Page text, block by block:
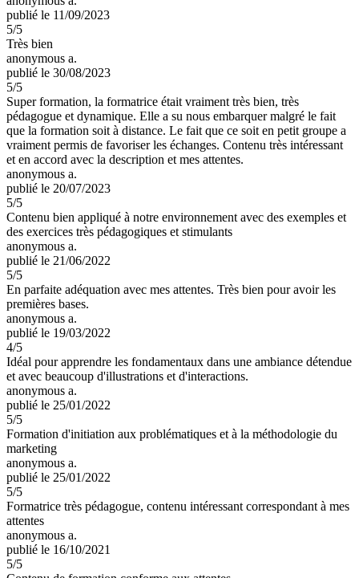
publié le 11/09/2023
5/5
Très bien
anonymous a.
publié le 30/08/2023
5/5
Super formation, la formatrice était vraiment très bien, très
pédagogue et dynamique. Elle a su nous embarquer malgré le fait
que la formation soit à distance. Le fait que ce soit en petit groupe a
vraiment permis de favoriser les échanges. Contenu très intéressant
et en accord avec la description et mes attentes.
anonymous a.
publié le 20/07/2023
5/5
Contenu bien appliqué à notre environnement avec des exemples et
des exercices très pédagogiques et stimulants
anonymous a.
publié le 21/06/2022
5/5
En parfaite adéquation avec mes attentes. Très bien pour avoir les
premières bases.
anonymous a.
publié le 19/03/2022
4/5
Idéal pour apprendre les fondamentaux dans une ambiance détendue
et avec beaucoup d'illustrations et d'interactions.
anonymous a.
publié le 25/01/2022
5/5
Formation d'initiation aux problématiques et à la méthodologie du
marketing
anonymous a.
publié le 25/01/2022
5/5
Formatrice très pédagogue, contenu intéressant correspondant à mes
attentes
anonymous a.
publié le 16/10/2021
5/5